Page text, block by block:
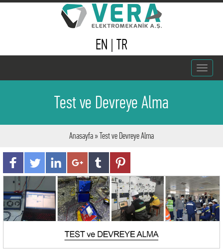
EN | TR
Toggle
Test ve Devreye Alma
Anasayfa » Test ve Devreye Alma